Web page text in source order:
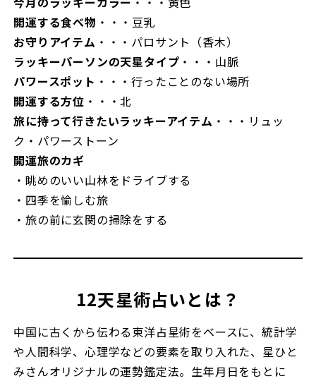
開運する食べ物 ・・・豆乳
お守りアイテム ・・・パロサント（香木）
ラッキーパーソンの天星タイプ ・・・山脈
パワースポット ・・・行ったことのない場所
開運する方位 ・・・北
旅に持って行きたいラッキーアイテム ・・・リュッ
ク・パワーストーン
開運旅のカギ
・眺めのいい山林をドライブする
・四季を愉しむ旅
・旅の前に玄関の掃除をする
12天星術占いとは？
中国に古くから伝わる東洋占星術をベースに、統計学
や人間科学、心理学などの要素を取り入れた、星ひと
みさんオリジナルの運勢鑑定法。生年月日をもとに